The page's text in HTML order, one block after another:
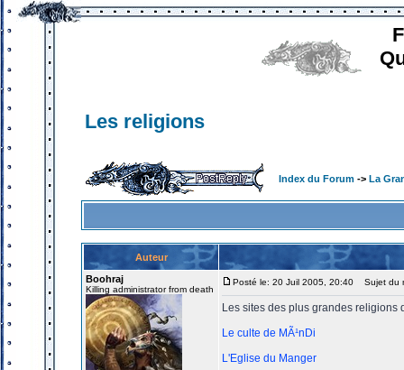
Les religions
Index du Forum -> La
Auteur
Boohraj
Killing administrator from death
Posté le: 20 Juil 2005, 20:40 Sujet du
Les sites des plus grandes religions
Le culte de MÃ¹nDi
L'Eglise du Manger